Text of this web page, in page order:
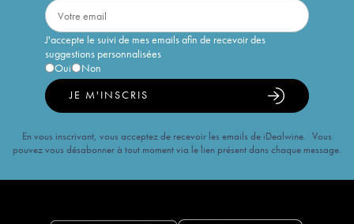
J'accepte le suivi de mes emails afin de recevoir des
suggestions personnalisées
Oui
Non
JE M'INSCRIS
En vous inscrivant, vous acceptez de recevoir les emails de iDealwine. Vous
pouvez vous désabonner à tout moment via le lien présent dans chaque message.